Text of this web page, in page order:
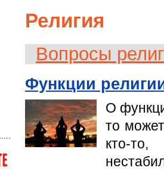
Религия
Вопросы
Функции
О
то
кто-то,